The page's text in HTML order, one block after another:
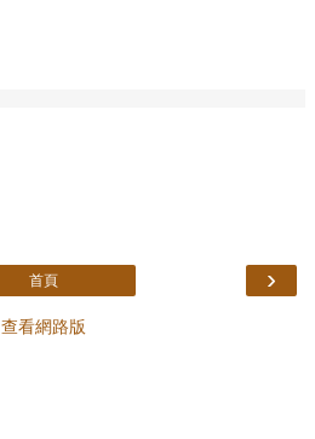
›
首頁
查看網路版